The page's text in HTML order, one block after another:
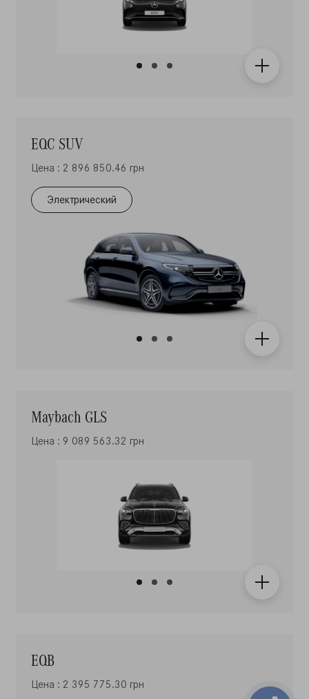
EQC SUV
Цена : 2 896 850.46 грн
Электрический
Maybach GLS
Цена : 9 089 563.32 грн
EQB
Цена : 2 395 775.30 грн